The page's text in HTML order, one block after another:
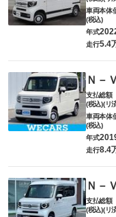
車両本体
(税込)
年式
走行5.4
Ｎ－
支払総額
(税込)(リ
車両本体
(税込)
年式
走行8.4
Ｎ－
支払総額
(税込)(リ